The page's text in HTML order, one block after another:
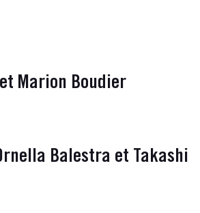
Marion Boudier
Balestra et Takashi